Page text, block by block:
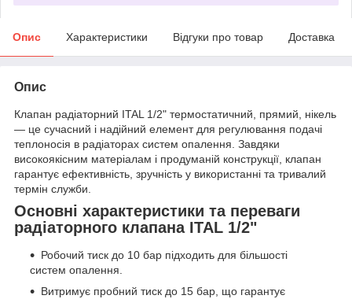
Опис Характеристики Відгуки про товар Доставка
Опис
Клапан радіаторний ITAL 1/2" термостатичний, прямий, нікель
— це сучасний і надійний елемент для регулювання подачі
теплоносія в радіаторах систем опалення. Завдяки
високоякісним матеріалам і продуманій конструкції, клапан
гарантує ефективність, зручність у використанні та тривалий
термін служби.
Основні характеристики та переваги
радіаторного клапана ITAL 1/2"
Робочий тиск до 10 бар підходить для більшості
систем опалення.
Витримує пробний тиск до 15 бар, що гарантує